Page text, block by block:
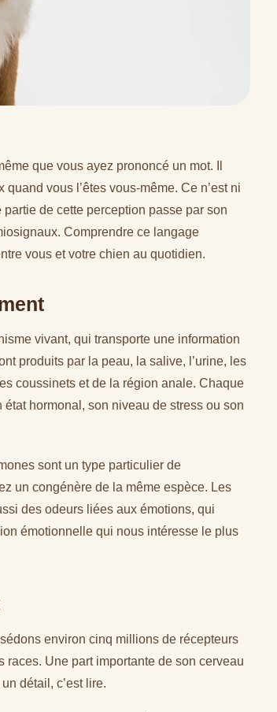
que vous ayez prononcé un mot. Il
vous l’êtes vous-même. Ce n’est ni
de cette perception passe par son
Comprendre ce langage
vous et votre chien au quotidien.
vivant, qui transporte une information
produits par la peau, la salive, l’urine, les
coussinets et de la région anale. Chaque
hormonal, son niveau de stress ou son
sont un type particulier de
un congénère de la même espèce. Les
des odeurs liées aux émotions, qui
émotionnelle qui nous intéresse le plus
environ cinq millions de récepteurs
Une part importante de son cerveau
détail, c’est lire.